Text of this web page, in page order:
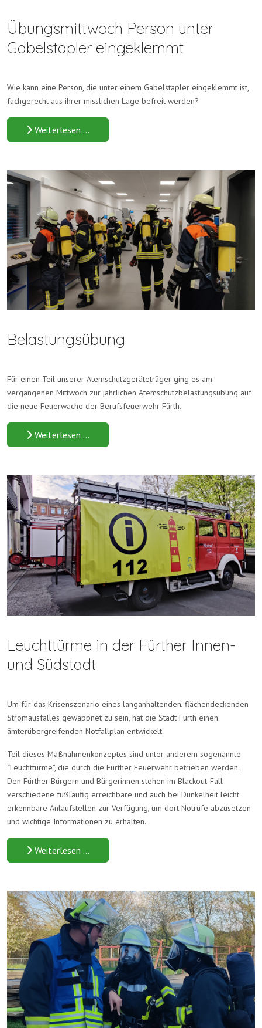
Übungsmittwoch Person unter
Gabelstapler eingeklemmt
Wie kann eine Person, die unter einem Gabelstapler eingeklemmt ist,
fachgerecht aus ihrer misslichen Lage befreit werden?
Weiterlesen …
Belastungsübung
Für einen Teil unserer Atemschutzgeräteträger ging es am
vergangenen Mittwoch zur jährlichen Atemschutzbelastungsübung auf
die neue Feuerwache der Berufsfeuerwehr Fürth.
Weiterlesen …
Leuchttürme in der Fürther Innen-
und Südstadt
Um für das Krisenszenario eines langanhaltenden, flächendeckenden
Stromausfalles gewappnet zu sein, hat die Stadt Fürth einen
ämterübergreifenden Notfallplan entwickelt.
Teil dieses Maßnahmenkonzeptes sind unter anderem sogenannte
“Leuchttürme”, die durch die Fürther Feuerwehr betrieben werden.
Den Fürther Bürgern und Bürgerinnen stehen im Blackout-Fall
verschiedene fußläufig erreichbare und auch bei Dunkelheit leicht
erkennbare Anlaufstellen zur Verfügung, um dort Notrufe abzusetzen
und wichtige Informationen zu erhalten.
Weiterlesen …